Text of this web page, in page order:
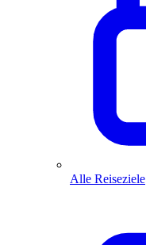
Alle Reiseziele